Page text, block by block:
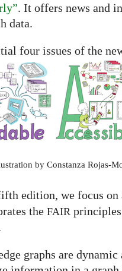
. It offers news and
data.
four issues of the
by Constanza Rojas-
edition, we focus
the FAIR
graphs are